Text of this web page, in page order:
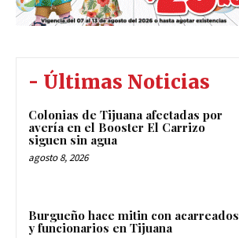
- Últimas Noticias
Colonias de Tijuana afectadas por
avería en el Booster El Carrizo
siguen sin agua
agosto 8, 2026
Burgueño hace mitin con acarreados
y funcionarios en Tijuana